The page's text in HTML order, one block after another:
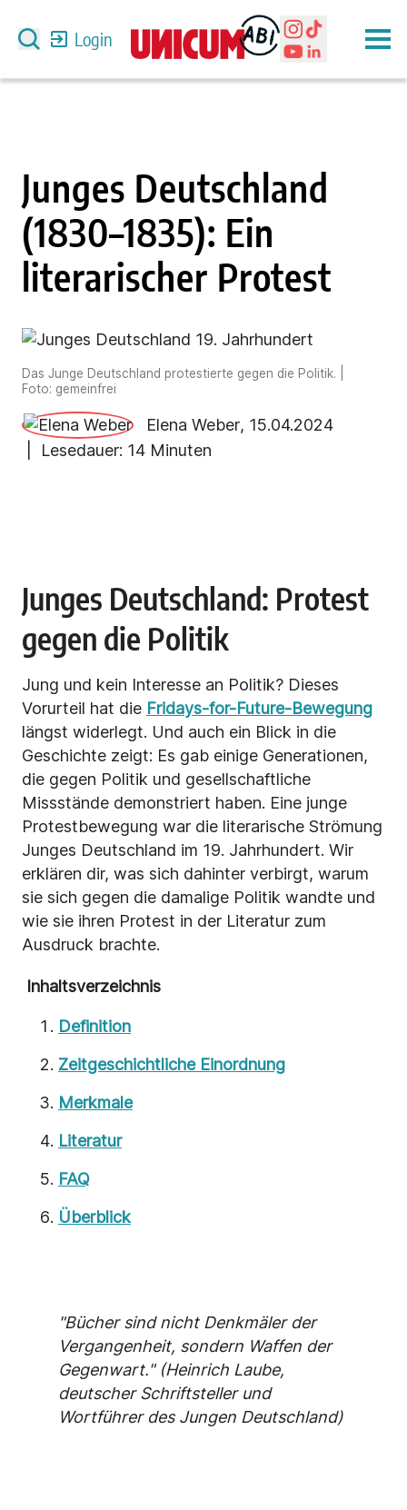
Login
Junges Deutschland
(1830–1835): Ein
literarischer Protest
Das Junge Deutschland protestierte gegen die Politik. |
Foto: gemeinfrei
Elena Weber, 15.04.2024
| Lesedauer: 14 Minuten
Junges Deutschland: Protest
gegen die Politik
Jung und kein Interesse an Politik? Dieses
Vorurteil hat die Fridays-for-Future-Bewegung
längst widerlegt. Und auch ein Blick in die
Geschichte zeigt: Es gab einige Generationen,
die gegen Politik und gesellschaftliche
Missstände demonstriert haben. Eine junge
Protestbewegung war die literarische Strömung
Junges Deutschland im 19. Jahrhundert. Wir
erklären dir, was sich dahinter verbirgt, warum
sie sich gegen die damalige Politik wandte und
wie sie ihren Protest in der Literatur zum
Ausdruck brachte.
Inhaltsverzeichnis
Definition
Zeitgeschichtliche Einordnung
Merkmale
Literatur
FAQ
Überblick
"Bücher sind nicht Denkmäler der
Vergangenheit, sondern Waffen der
Gegenwart." (Heinrich Laube,
deutscher Schriftsteller und
Wortführer des Jungen Deutschland)